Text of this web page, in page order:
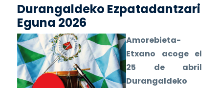
Durangaldeko Ezpatadantzari
Eguna 2026
Amorebieta-
Etxano acoge el
25 de abril
Durangaldeko